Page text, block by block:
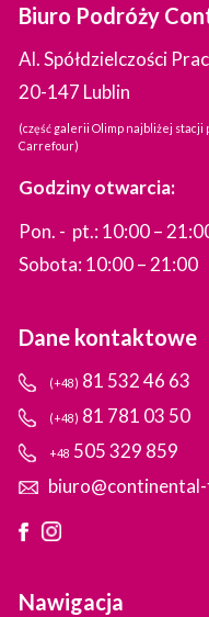
Biuro Podróży
Al. Spółdzielczości
20-147 Lublin
(część galerii Olimp najbliżej
Carrefour)
Godziny otwarcia:
Pon. - pt.: 10:00 –
Sobota: 10:00 – 21:00
Dane kontaktowe
(+48) 81 532 46 63
(+48) 81 781 03 50
+48 505 329 859
Nawigacja